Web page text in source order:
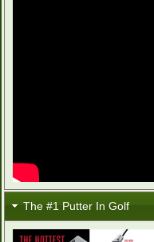
The #1 Putter In Golf